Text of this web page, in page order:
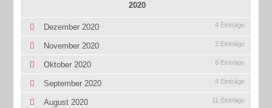
2020
Dezember 2020 4 Einträge
November 2020 2 Einträge
Oktober 2020 6 Einträge
September 2020 4 Einträge
August 2020 11 Einträge